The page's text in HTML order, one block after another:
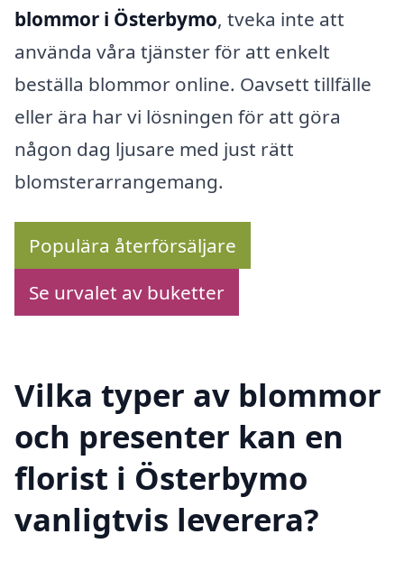
blommor i Österbymo, tveka inte att
använda våra tjänster för att enkelt
beställa blommor online. Oavsett tillfälle
eller ära har vi lösningen för att göra
någon dag ljusare med just rätt
blomsterarrangemang.
Populära återförsäljare
Se urvalet av buketter
Vilka typer av blommor
och presenter kan en
florist i Österbymo
vanligtvis leverera?